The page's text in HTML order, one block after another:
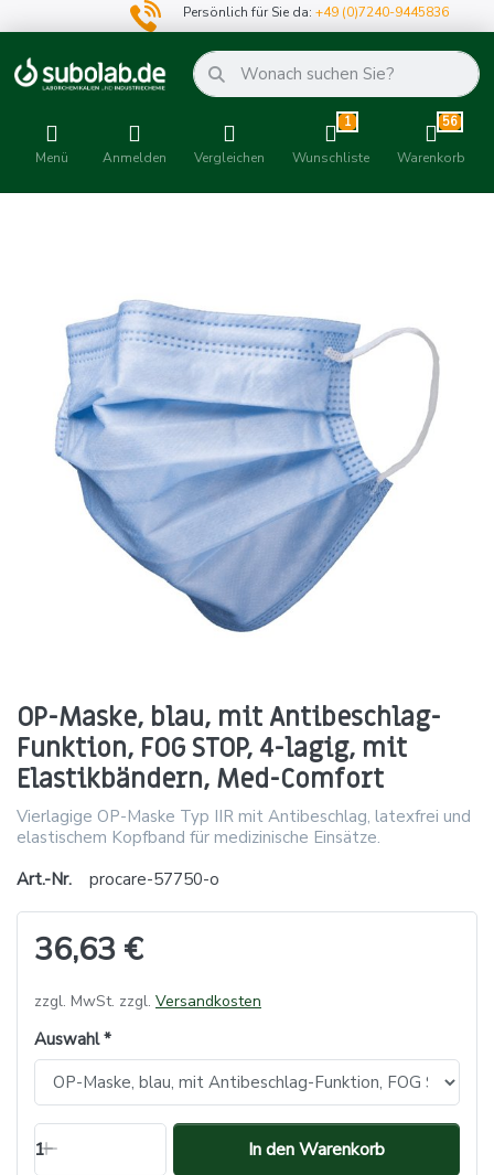
Persönlich für Sie da:+49 (0)7240-9445836
Menü Anmelden Vergleichen
1
Wunschliste
56
Warenkorb
OP-Maske, blau, mit Antibeschlag-
Funktion, FOG STOP, 4-lagig, mit
Elastikbändern, Med-Comfort
Vierlagige OP-Maske Typ IIR mit Antibeschlag, latexfrei und
elastischem Kopfband für medizinische Einsätze.
Art.-Nr.
procare-57750-o
36,63 €
zzgl. MwSt. zzgl. Versandkosten
Auswahl
1 In den Warenkorb